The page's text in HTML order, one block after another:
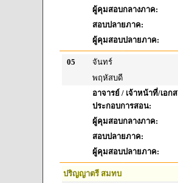
ผู้คุมสอบกลางภาค:
สอบปลายภาค:
ผู้คุมสอบปลายภาค:
05
จันทร์
พฤหัสบดี
อาจารย์ / เจ้าหน้าที่/เอก
ประกอบการสอน:
ผู้คุมสอบกลางภาค:
สอบปลายภาค:
ผู้คุมสอบปลายภาค:
ปริญญาตรี สมทบ